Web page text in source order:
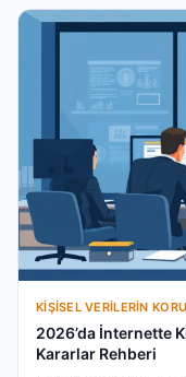
KIŞISEL VERILERIN
2026’da İnternette
Kararlar Rehberi